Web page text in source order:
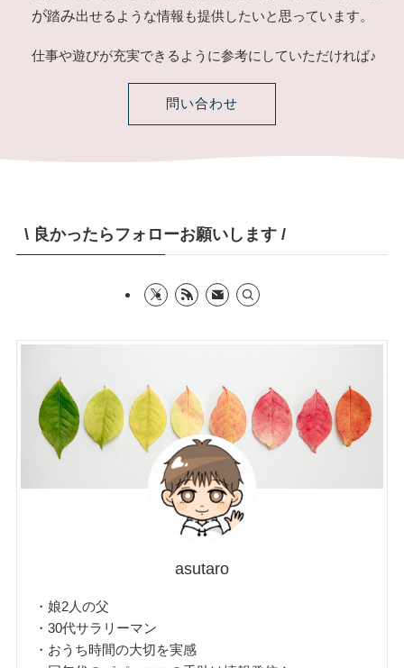
が踏み出せるような情報も提供したいと思っています。
仕事や遊びが充実できるように参考にしていただければ♪
問い合わせ
\ 良かったらフォローお願いします /
asutaro
・娘2人の父
・30代サラリーマン
・おうち時間の大切を実感